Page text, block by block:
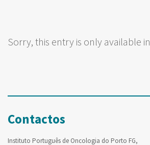
Sorry, this entry is only available in
Contactos
Instituto Português de Oncologia do Porto FG,